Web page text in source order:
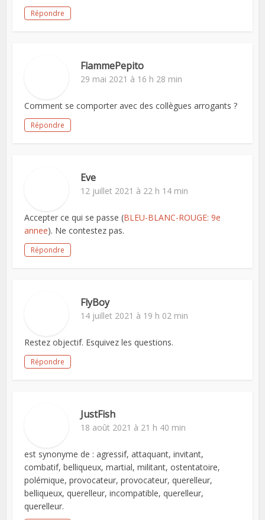
Répondre
FlammePepito
29 mai 2021 à 16 h 28 min
Comment se comporter avec des collègues arrogants ?
Répondre
Eve
12 juillet 2021 à 22 h 14 min
Accepter ce qui se passe (BLEU-BLANC-ROUGE: 9e
annee). Ne contestez pas.
Répondre
FlyBoy
14 juillet 2021 à 19 h 02 min
Restez objectif. Esquivez les questions.
Répondre
JustFish
18 août 2021 à 21 h 40 min
est synonyme de : agressif, attaquant, invitant,
combatif, belliqueux, martial, militant, ostentatoire,
polémique, provocateur, provocateur, querelleur,
belliqueux, querelleur, incompatible, querelleur,
querelleur.